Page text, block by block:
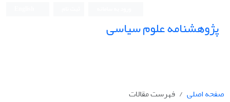
پژوهشنامه علوم سیاسی
صفحه اصلی
فهرست مقالات